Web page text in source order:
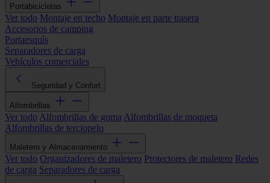
Portabicicletas
Ver todo Montaje en techo Montaje en parte trasera
Accesorios de camping
Portaesquís
Separadores de carga
Vehículos comerciales
Seguridad y Confort
Alfombrillas
Ver todo Alfombrillas de goma Alfombrillas de moqueta
Alfombrillas de terciopelo
Maletero y Almacenamiento
Ver todo Organizadores de maletero Protectores de maletero Redes
de carga Separadores de carga